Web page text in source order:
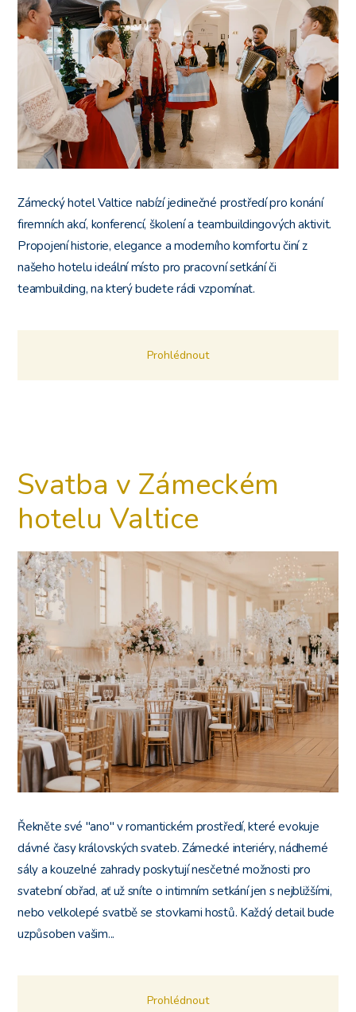
Zámecký hotel Valtice nabízí jedinečné prostředí pro konání
firemních akcí, konferencí, školení a teambuildingových aktivit.
Propojení historie, elegance a moderního komfortu činí z
našeho hotelu ideální místo pro pracovní setkání či
teambuilding, na který budete rádi vzpomínat.
Prohlédnout
Svatba v Zámeckém
hotelu Valtice
Řekněte své "ano" v romantickém prostředí, které evokuje
dávné časy královských svateb. Zámecké interiéry, nádherné
sály a kouzelné zahrady poskytují nesčetné možnosti pro
svatební obřad, ať už sníte o intimním setkání jen s nejbližšími,
nebo velkolepé svatbě se stovkami hostů. Každý detail bude
uzpůsoben vašim...
Prohlédnout